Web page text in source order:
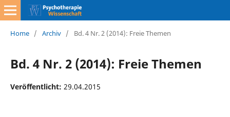
Home / Archiv / Bd. 4 Nr. 2 (2014): Freie Themen
Bd. 4 Nr. 2 (2014): Freie Themen
Veröffentlicht: 29.04.2015